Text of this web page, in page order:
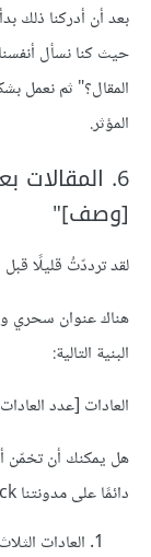
بعد أن أدركنا ذلك
حيث كنا نسأل
المقال؟" ثم نعمل
المؤثر.
6. المقالات
[وصف]"
لقد ترددّتُ قليلًا
هناك عنوان سحري
البنية التالية:
العادات [عدد
هل يمكنك أن تخمّن
دائمًا على مدونتنا Sidekick؟ هذه المقالات هي:
العادات الثلاث